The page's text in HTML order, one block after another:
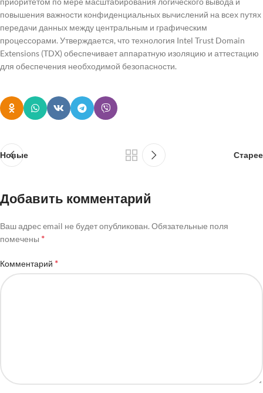
повышения важности конфиденциальных вычислений на всех путях
передачи данных между центральным и графическим
процессорами. Утверждается, что технология Intel Trust Domain
Extensions (TDX) обеспечивает аппаратную изоляцию и аттестацию
для обеспечения необходимой безопасности.
Новые Старее
Добавить комментарий
Ваш адрес email не будет опубликован. Обязательные поля
помечены *
Комментарий *